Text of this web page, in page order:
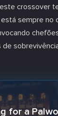
crossover
sempre no
for a